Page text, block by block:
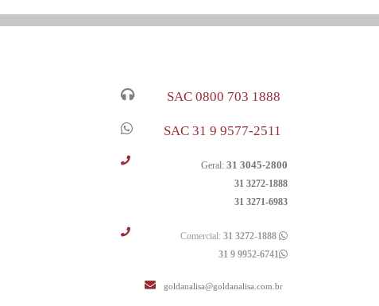
SAC 0800 703 1888
SAC 31 9 9577-2511
Geral:31 3045-2800
31 3272-1888
31 3271-6983
Comercial:31 3272-1888
31 9 9952-6741
goldanalisa@goldanalisa.com.br